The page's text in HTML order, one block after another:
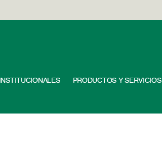
INSTITUCIONALES PRODUCTOS Y SERVICIOS